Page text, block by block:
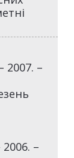
2007. –
2006. –